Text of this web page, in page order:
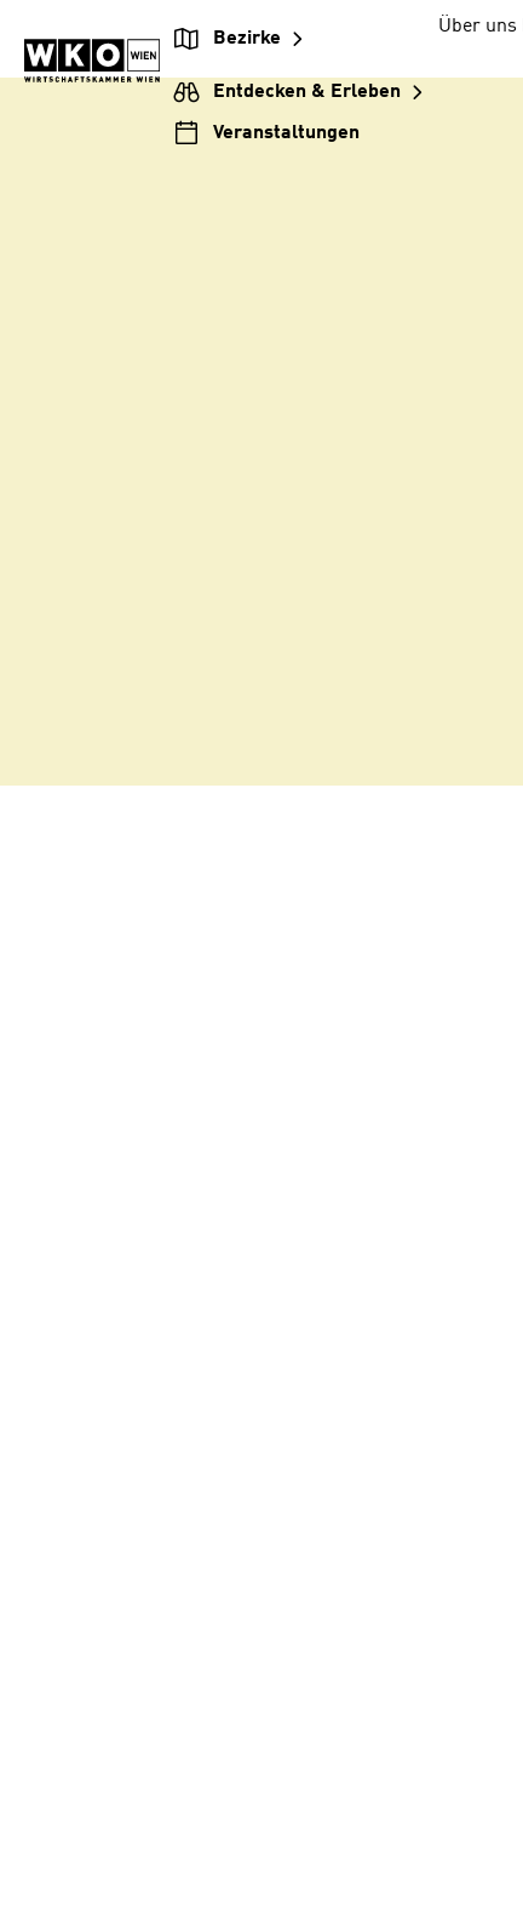
Inhalt
springen
Hauptnavigation
springen
Footer
springen
Bezirke
Entdecken & Erleben
Veranstaltungen
Über uns